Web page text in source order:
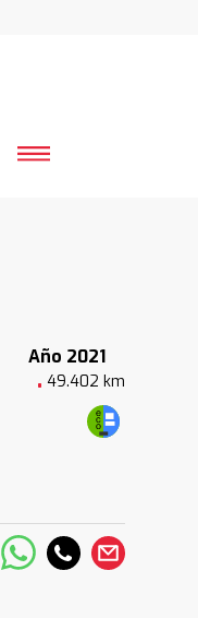
Año 2021
49.402 km